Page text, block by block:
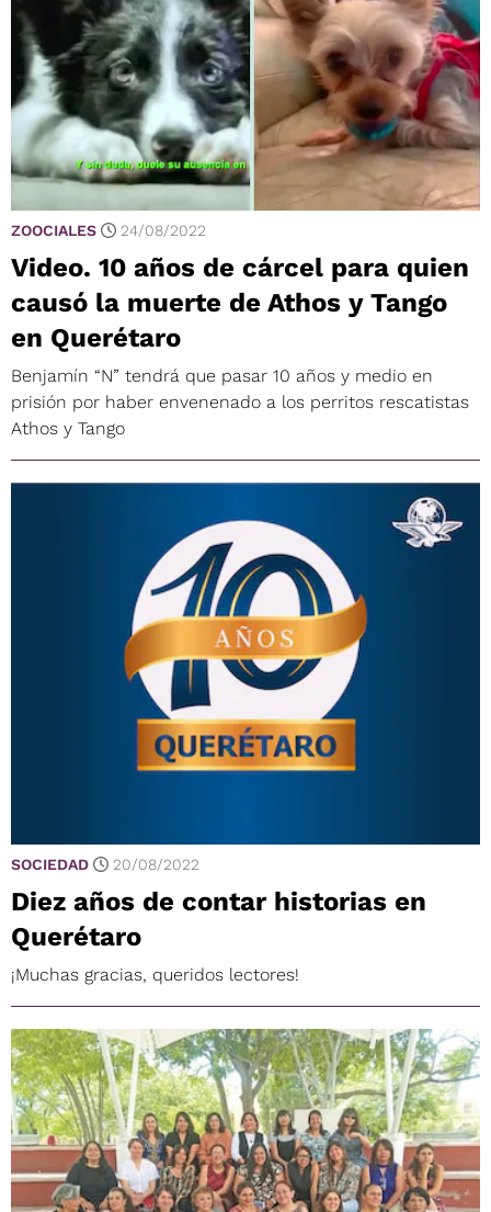
ZOOCIALES 24/08/2022
Video. 10 años de cárcel para quien
causó la muerte de Athos y Tango
en Querétaro
Benjamín “N” tendrá que pasar 10 años y medio en
prisión por haber envenenado a los perritos rescatistas
Athos y Tango
SOCIEDAD 20/08/2022
Diez años de contar historias en
Querétaro
¡Muchas gracias, queridos lectores!